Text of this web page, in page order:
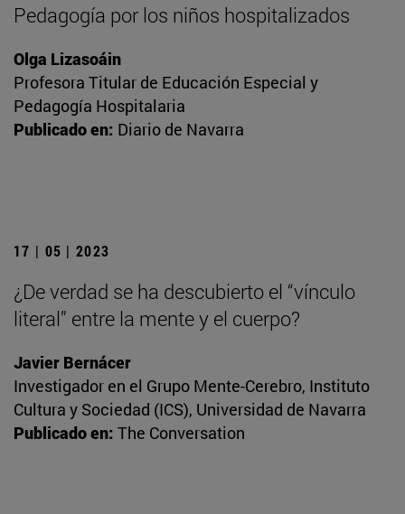
Pedagogía por los niños hospitalizados
Olga Lizasoáin
Profesora Titular de Educación Especial y
Pedagogía Hospitalaria
Publicado en: Diario de Navarra
17 | 05 | 2023
¿De verdad se ha descubierto el “vínculo
literal” entre la mente y el cuerpo?
Javier Bernácer
Investigador en el Grupo Mente-Cerebro, Instituto
Cultura y Sociedad (ICS), Universidad de Navarra
Publicado en: The Conversation